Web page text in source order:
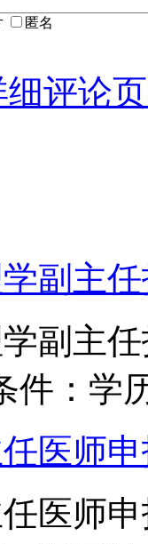
匿名
评论
副主
副主
件：学
医师
医师